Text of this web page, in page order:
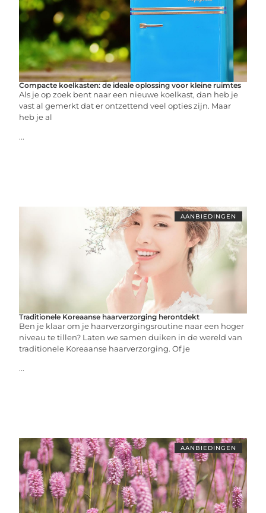
Compacte koelkasten: de ideale oplossing voor kleine ruimtes
Als je op zoek bent naar een nieuwe koelkast, dan heb je
vast al gemerkt dat er ontzettend veel opties zijn. Maar
heb je al
...
AANBIEDINGEN
Traditionele Koreaanse haarverzorging herontdekt
Ben je klaar om je haarverzorgingsroutine naar een hoger
niveau te tillen? Laten we samen duiken in de wereld van
traditionele Koreaanse haarverzorging. Of je
...
AANBIEDINGEN